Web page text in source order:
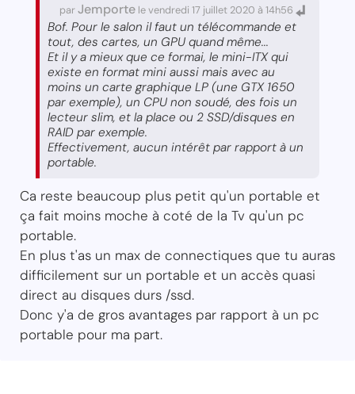
parJemporte le vendredi 17 juillet 2020 à 14h56
Bof. Pour le salon il faut un télécommande et
tout, des cartes, un GPU quand même...
Et il y a mieux que ce formai, le mini-ITX qui
existe en format mini aussi mais avec au
moins un carte graphique LP (une GTX 1650
par exemple), un CPU non soudé, des fois un
lecteur slim, et la place ou 2 SSD/disques en
RAID par exemple.
Effectivement, aucun intérêt par rapport à un
portable.
Ca reste beaucoup plus petit qu'un portable et
ça fait moins moche à coté de la Tv qu'un pc
portable.
En plus t'as un max de connectiques que tu auras
difficilement sur un portable et un accès quasi
direct au disques durs /ssd.
Donc y'a de gros avantages par rapport à un pc
portable pour ma part.